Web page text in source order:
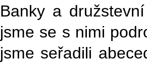
Banky a
jsme se s nimi
jsme seřadili